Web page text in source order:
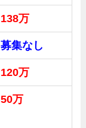
138万
募集なし
120万
50万